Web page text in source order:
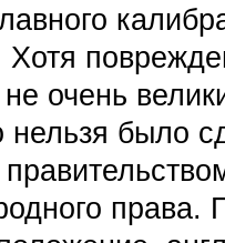
очень
нельзя было
права.